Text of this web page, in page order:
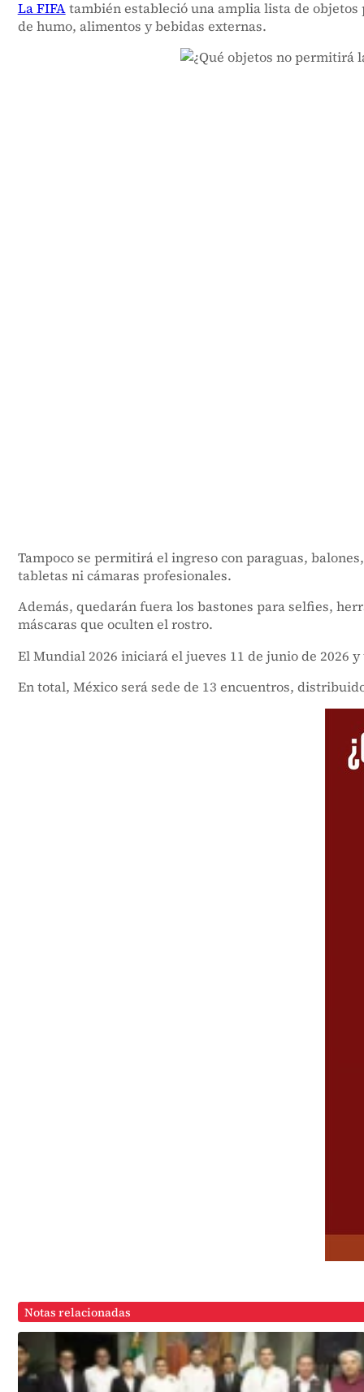
La FIFAtambién estableció una amplia lista de objetos
de humo, alimentos y bebidas externas.
Tampoco se permitirá el ingreso con paraguas,
tabletas ni cámaras profesionales.
Además, quedarán fuera los bastones para selfies,
máscaras que oculten el rostro.
El Mundial 2026 iniciará el jueves 11 de junio de 2026
En total, México será sede de 13 encuentros,
Notas relacionadas